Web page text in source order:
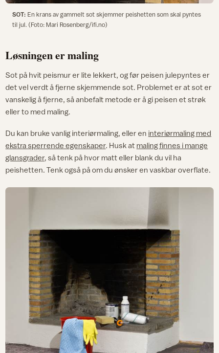
SOT: En krans av gammelt sot skjemmer peishetten som skal pyntes
til jul. (Foto: Mari Rosenberg/ifi.no)
Løsningen er maling
Sot på hvit peismur er lite lekkert, og før peisen julepyntes er
det vel verdt å fjerne skjemmende sot. Problemet er at sot er
vanskelig å fjerne, så anbefalt metode er å gi peisen et strøk
eller to med maling.
Du kan bruke vanlig interiørmaling, eller en interiørmaling med
ekstra sperrende egenskaper. Husk at maling finnes i mange
glansgrader, så tenk på hvor matt eller blank du vil ha
peishetten. Tenk også på om du ønsker en vaskbar overflate.